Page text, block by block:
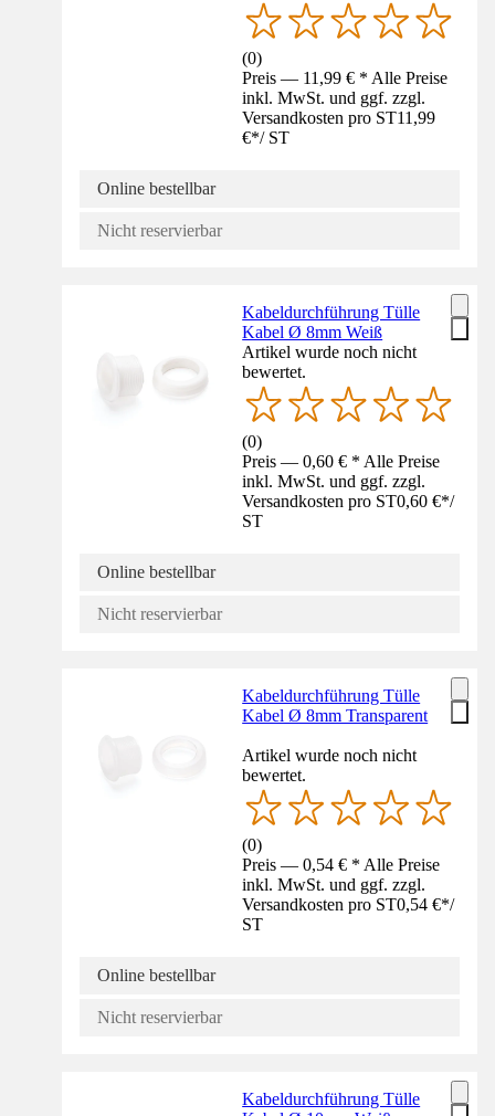
(0)
Preis — 11,99 € * Alle Preise
inkl. MwSt. und ggf. zzgl.
Versandkosten pro ST11,99
€*/ ST
Online bestellbar
Nicht reservierbar
Kabeldurchführung Tülle
Kabel Ø 8mm Weiß
Artikel wurde noch nicht
bewertet.
(0)
Preis — 0,60 € * Alle Preise
inkl. MwSt. und ggf. zzgl.
Versandkosten pro ST0,60 €*/
ST
Online bestellbar
Nicht reservierbar
Kabeldurchführung Tülle
Kabel Ø 8mm Transparent
Artikel wurde noch nicht
bewertet.
(0)
Preis — 0,54 € * Alle Preise
inkl. MwSt. und ggf. zzgl.
Versandkosten pro ST0,54 €*/
ST
Online bestellbar
Nicht reservierbar
Kabeldurchführung Tülle